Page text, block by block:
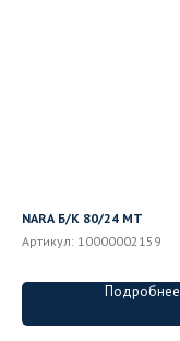
NARA Б/К 80/24 MT
Артикул: 10000002159
Подробнее